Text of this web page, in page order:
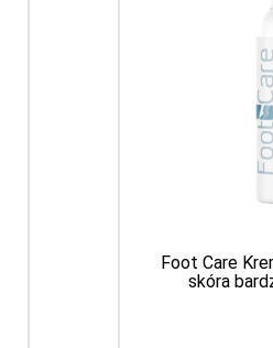
Foot Care
skóra